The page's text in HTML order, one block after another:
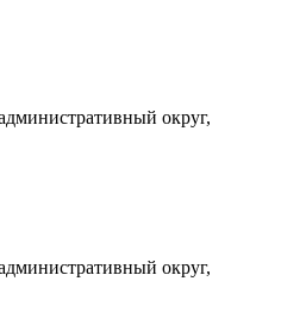
округ,
округ,